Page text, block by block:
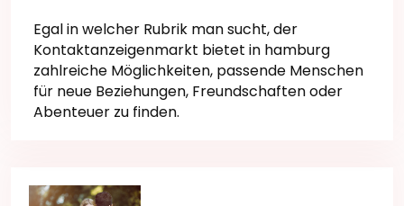
Egal in welcher Rubrik man sucht, der
Kontaktanzeigenmarkt bietet in hamburg
zahlreiche Möglichkeiten, passende Menschen
für neue Beziehungen, Freundschaften oder
Abenteuer zu finden.